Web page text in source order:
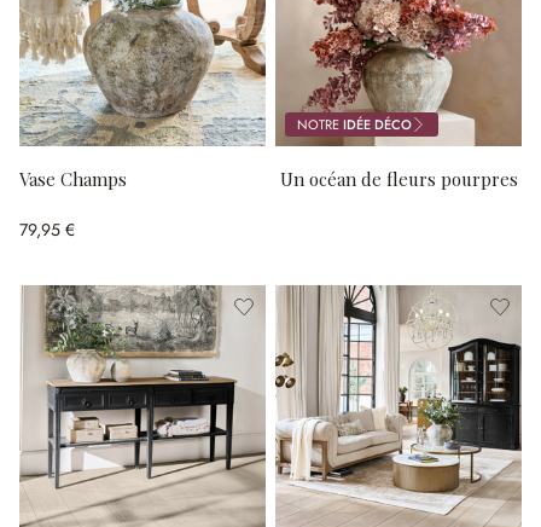
Vase Champs
79,95 €
NOTREIDÉE DÉCO
Un océan de fleurs pourpres